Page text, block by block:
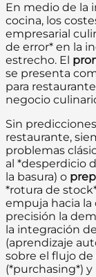
En medio de la
cocina, los
empresarial
de error* en la
estrecho. El
se presenta
para
negocio
Sin
restaurante,
problemas
al *desperdicio
la basura) o
*rotura de
empuja hacia
precisión la
la integración
(aprendizaje
sobre el flujo de
(*purchasing*)